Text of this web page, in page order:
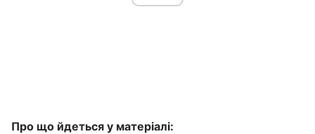
Про що йдеться у матеріалі: